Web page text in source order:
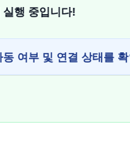
행 중입니다!
여부 및 연결 상태를